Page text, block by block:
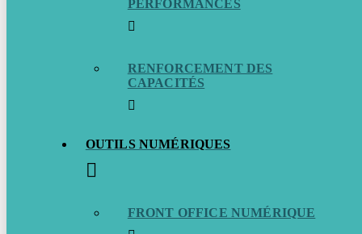
PERFORMANCES
RENFORCEMENT DES
CAPACITÉS
OUTILS NUMÉRIQUES
FRONT OFFICE NUMÉRIQUE